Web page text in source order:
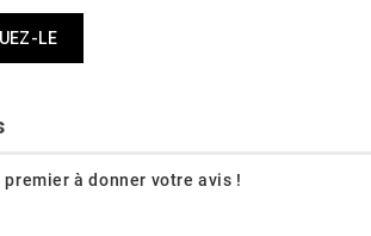
LE
premier à donner votre avis !